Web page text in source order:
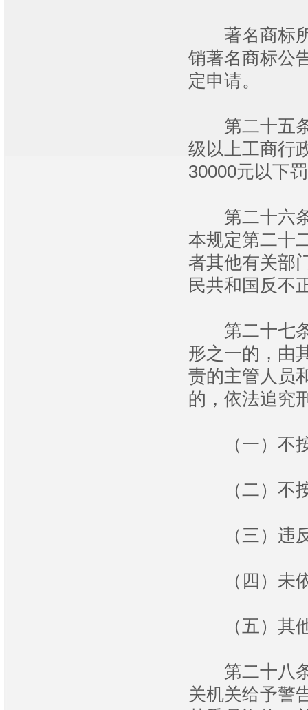
著名商标所
销著名商标公
定申请。
第二十五条
级以上工商行
30000元以下
第二十六条
本规定第二十
者其他有关部
民共和国反不
第二十七条
形之一的，由
责的主管人员
的，依法追究
（一）不按
（二）不按
（三）违反
（四）未依
（五）其他
第二十八条
关机关给予警